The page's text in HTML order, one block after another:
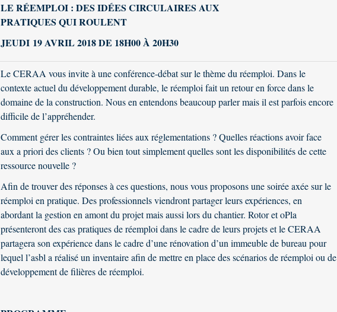
LE RÉEMPLOI : DES IDÉES CIRCULAIRES AUX
PRATIQUES QUI ROULENT
JEUDI 19 AVRIL 2018 DE 18H00 À 20H30
Le CERAA vous invite à une conférence-débat sur le thème du réemploi. Dans le
contexte actuel du développement durable, le réemploi fait un retour en force dans le
domaine de la construction. Nous en entendons beaucoup parler mais il est parfois encore
difficile de l’appréhender.
Comment gérer les contraintes liées aux réglementations ? Quelles réactions avoir face
aux a priori des clients ? Ou bien tout simplement quelles sont les disponibilités de cette
ressource nouvelle ?
Afin de trouver des réponses à ces questions, nous vous proposons une soirée axée sur le
réemploi en pratique. Des professionnels viendront partager leurs expériences, en
abordant la gestion en amont du projet mais aussi lors du chantier. Rotor et oPla
présenteront des cas pratiques de réemploi dans le cadre de leurs projets et le CERAA
partagera son expérience dans le cadre d’une rénovation d’un immeuble de bureau pour
lequel l’asbl a réalisé un inventaire afin de mettre en place des scénarios de réemploi ou de
développement de filières de réemploi.